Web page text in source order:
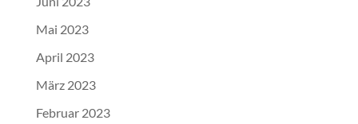
Mai 2023
April 2023
März 2023
Februar 2023